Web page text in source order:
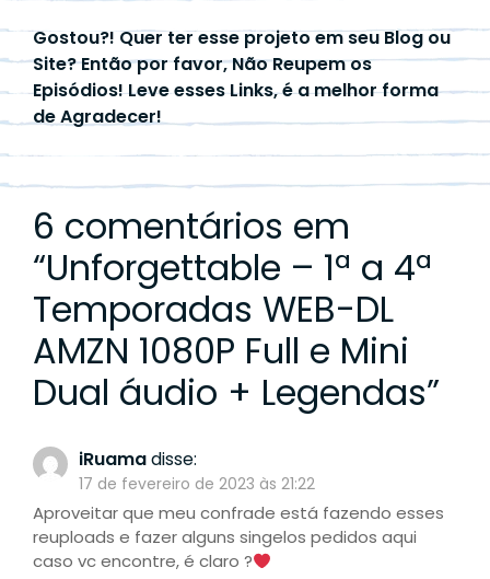
Gostou?! Quer ter esse projeto em seu Blog ou
Site? Então por favor, Não Reupem os
Episódios! Leve esses Links, é a melhor forma
de Agradecer!
6 comentários em
“Unforgettable – 1ª a 4ª
Temporadas WEB-DL
AMZN 1080P Full e Mini
Dual áudio + Legendas”
iRuamadisse:
17 de fevereiro de 2023 às 21:22
Aproveitar que meu confrade está fazendo esses
reuploads e fazer alguns singelos pedidos aqui
caso vc encontre, é claro ?